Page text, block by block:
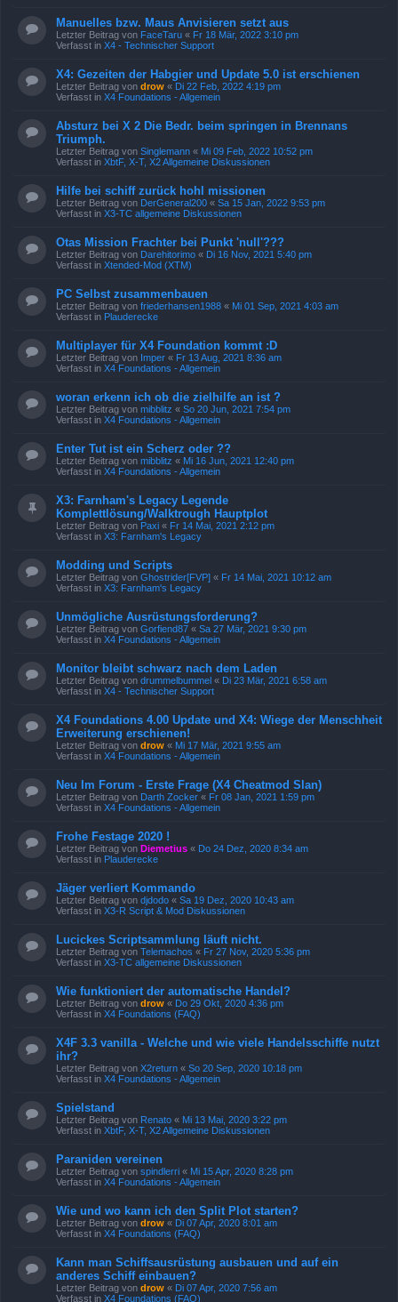
Manuelles bzw. Maus Anvisieren setzt aus
Letzter Beitrag von FaceTaru « Fr 18 Mär, 2022 3:10 pm
Verfasst in X4 - Technischer Support
X4: Gezeiten der Habgier und Update 5.0 ist erschienen
Letzter Beitrag von drow « Di 22 Feb, 2022 4:19 pm
Verfasst in X4 Foundations - Allgemein
Absturz bei X 2 Die Bedr. beim springen in Brennans
Triumph.
Letzter Beitrag von Singlemann « Mi 09 Feb, 2022 10:52 pm
Verfasst in XbtF, X-T, X2 Allgemeine Diskussionen
Hilfe bei schiff zurück hohl missionen
Letzter Beitrag von DerGeneral200 « Sa 15 Jan, 2022 9:53 pm
Verfasst in X3-TC allgemeine Diskussionen
Otas Mission Frachter bei Punkt 'null'???
Letzter Beitrag von Darehitorimo « Di 16 Nov, 2021 5:40 pm
Verfasst in Xtended-Mod (XTM)
PC Selbst zusammenbauen
Letzter Beitrag von friederhansen1988 « Mi 01 Sep, 2021 4:03 am
Verfasst in Plauderecke
Multiplayer für X4 Foundation kommt :D
Letzter Beitrag von Imper « Fr 13 Aug, 2021 8:36 am
Verfasst in X4 Foundations - Allgemein
woran erkenn ich ob die zielhilfe an ist ?
Letzter Beitrag von mibblitz « So 20 Jun, 2021 7:54 pm
Verfasst in X4 Foundations - Allgemein
Enter Tut ist ein Scherz oder ??
Letzter Beitrag von mibblitz « Mi 16 Jun, 2021 12:40 pm
Verfasst in X4 Foundations - Allgemein
X3: Farnham's Legacy Legende
Komplettlösung/Walktrough Hauptplot
Letzter Beitrag von Paxi « Fr 14 Mai, 2021 2:12 pm
Verfasst in X3: Farnham's Legacy
Modding und Scripts
Letzter Beitrag von Ghostrider[FVP] « Fr 14 Mai, 2021 10:12 am
Verfasst in X3: Farnham's Legacy
Unmögliche Ausrüstungsforderung?
Letzter Beitrag von Gorfiend87 « Sa 27 Mär, 2021 9:30 pm
Verfasst in X4 Foundations - Allgemein
Monitor bleibt schwarz nach dem Laden
Letzter Beitrag von drummelbummel « Di 23 Mär, 2021 6:58 am
Verfasst in X4 - Technischer Support
X4 Foundations 4.00 Update und X4: Wiege der Menschheit
Erweiterung erschienen!
Letzter Beitrag von drow « Mi 17 Mär, 2021 9:55 am
Verfasst in X4 Foundations - Allgemein
Neu Im Forum - Erste Frage (X4 Cheatmod Slan)
Letzter Beitrag von Darth Zocker « Fr 08 Jan, 2021 1:59 pm
Verfasst in X4 Foundations - Allgemein
Frohe Festage 2020 !
Letzter Beitrag von Diemetius « Do 24 Dez, 2020 8:34 am
Verfasst in Plauderecke
Jäger verliert Kommando
Letzter Beitrag von djdodo « Sa 19 Dez, 2020 10:43 am
Verfasst in X3-R Script & Mod Diskussionen
Lucickes Scriptsammlung läuft nicht.
Letzter Beitrag von Telemachos « Fr 27 Nov, 2020 5:36 pm
Verfasst in X3-TC allgemeine Diskussionen
Wie funktioniert der automatische Handel?
Letzter Beitrag von drow « Do 29 Okt, 2020 4:36 pm
Verfasst in X4 Foundations (FAQ)
X4F 3.3 vanilla - Welche und wie viele Handelsschiffe nutzt
ihr?
Letzter Beitrag von X2return « So 20 Sep, 2020 10:18 pm
Verfasst in X4 Foundations - Allgemein
Spielstand
Letzter Beitrag von Renato « Mi 13 Mai, 2020 3:22 pm
Verfasst in XbtF, X-T, X2 Allgemeine Diskussionen
Paraniden vereinen
Letzter Beitrag von spindlerri « Mi 15 Apr, 2020 8:28 pm
Verfasst in X4 Foundations - Allgemein
Wie und wo kann ich den Split Plot starten?
Letzter Beitrag von drow « Di 07 Apr, 2020 8:01 am
Verfasst in X4 Foundations (FAQ)
Kann man Schiffsausrüstung ausbauen und auf ein
anderes Schiff einbauen?
Letzter Beitrag von drow « Di 07 Apr, 2020 7:56 am
Verfasst in X4 Foundations (FAQ)